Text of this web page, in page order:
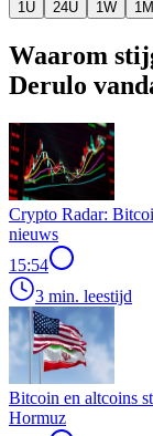
1U 24U 1W 1M
Waarom
Derulo
Crypto Radar:
nieuws
15:54
3 min. leestijd
Bitcoin en altcoins
Hormuz